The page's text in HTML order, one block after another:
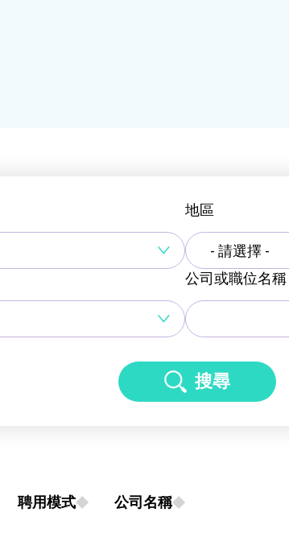
地區
- 請選擇 -
公司或職位名稱
搜尋
聘用模式 公司名稱